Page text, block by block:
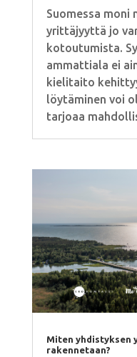
Suomessa moni
yrittäjyyttä jo
kotoutumista.
ammattiala ei
kielitaito
löytäminen voi
tarjoaa
Miten yhdistyksen
rakennetaan?